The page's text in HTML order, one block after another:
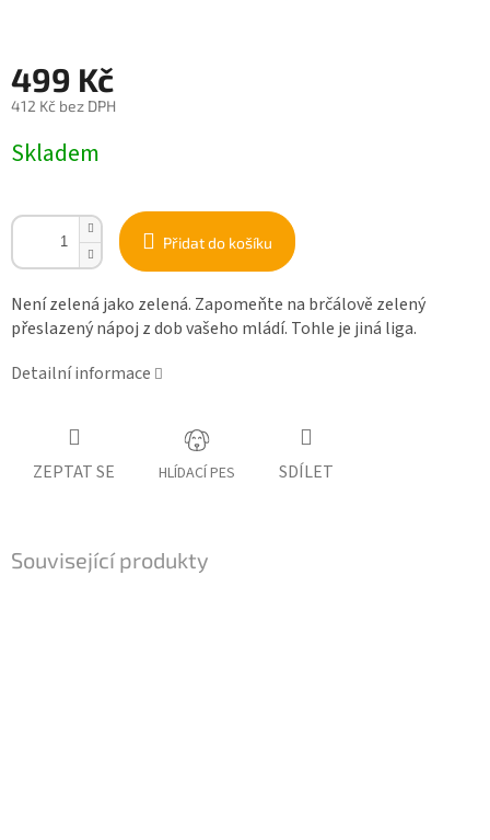
499 Kč
412 Kč bez DPH
cena:
Skladem
Přidat do košíku
Není zelená jako zelená. Zapomeňte na brčálově zelený
přeslazený nápoj z dob vašeho mládí. Tohle je jiná liga.
Detailní informace
ZEPTAT SE HLÍDACÍ PES SDÍLET
Související produkty